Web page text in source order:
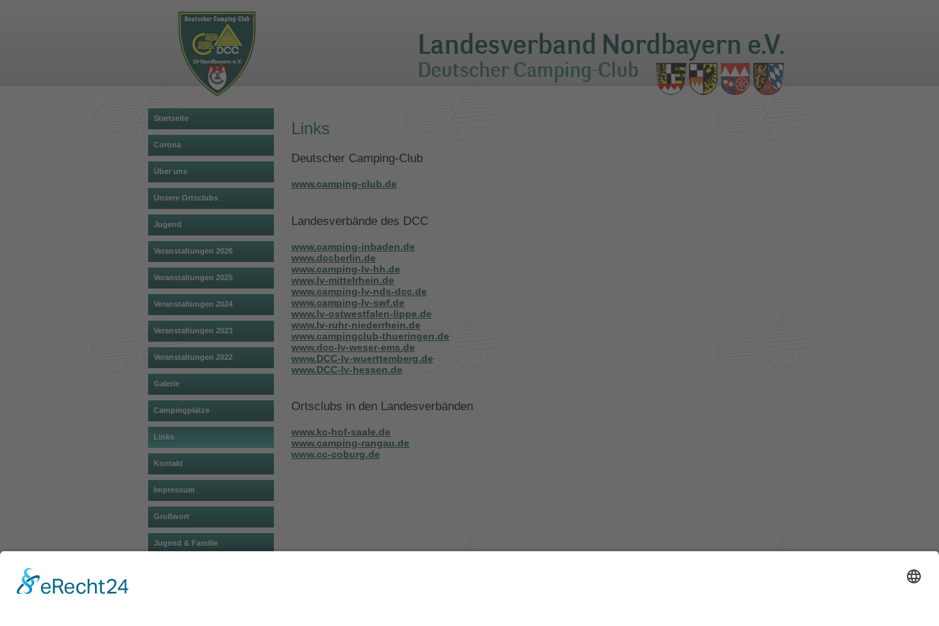
Startseite
Corona
Über uns
Unsere Ortsclubs
Jugend
Veranstaltungen 2026
Veranstaltungen 2025
Veranstaltungen 2024
Veranstaltungen 2023
Veranstaltungen 2022
Galerie
Campingplätze
Links
Kontakt
Impressum
Grußwort
Jugend & Familie
Links
Deutscher Camping-Club
www.camping-club.de
Landesverbände des DCC
www.camping-inbaden.de
www.dccberlin.de
www.camping-lv-hh.de
www.lv-mittelrhein.de
www.camping-lv-nds-dcc.de
www.camping-lv-swf.de
www.lv-ostwestfalen-lippe.de
www.lv-ruhr-niederrhein.de
www.campingclub-thueringen.de
www.dcc-lv-weser-ems.de
www.DCC-lv-wuerttemberg.de
www.DCC-lv-hessen.de
Ortsclubs in den Landesverbänden
www.kc-hof-saale.de
www.camping-rangau.de
www.cc-coburg.de